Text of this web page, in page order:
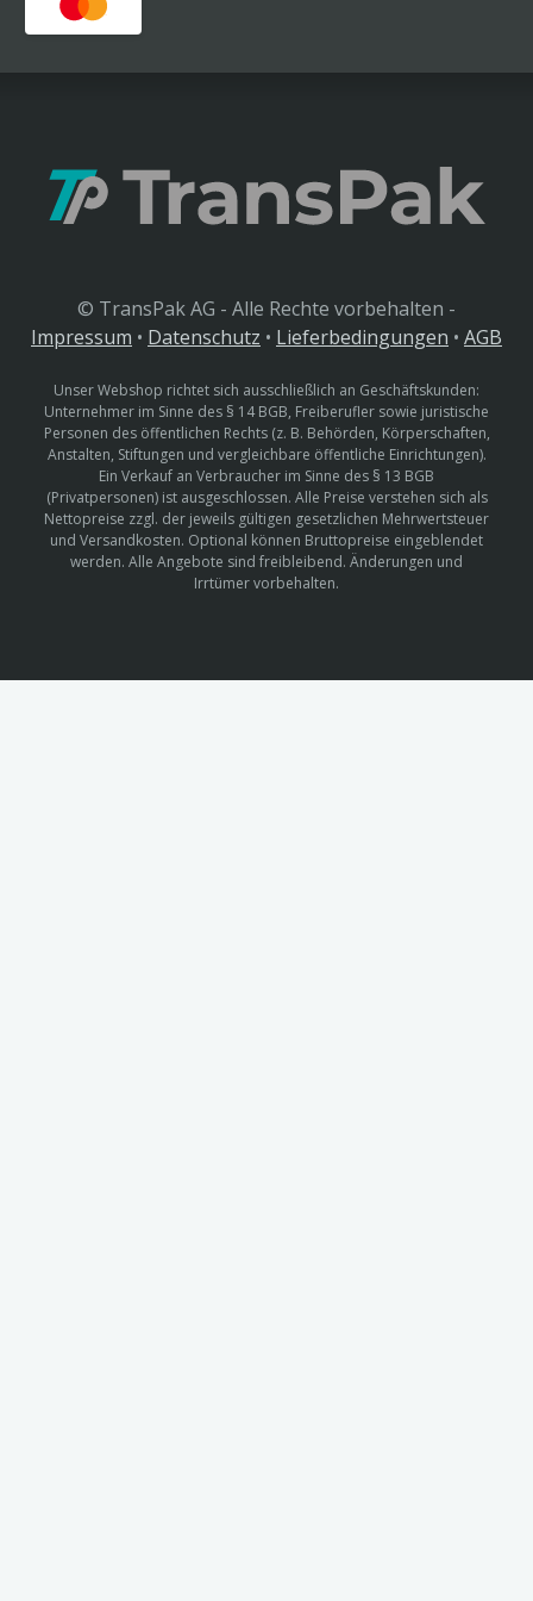
© TransPak AG - Alle Rechte vorbehalten -
Impressum • Datenschutz • Lieferbedingungen • AGB
Unser Webshop richtet sich ausschließlich an Geschäftskunden:
Unternehmer im Sinne des § 14 BGB, Freiberufler sowie juristische
Personen des öffentlichen Rechts (z. B. Behörden, Körperschaften,
Anstalten, Stiftungen und vergleichbare öffentliche Einrichtungen).
Ein Verkauf an Verbraucher im Sinne des § 13 BGB
(Privatpersonen) ist ausgeschlossen. Alle Preise verstehen sich als
Nettopreise zzgl. der jeweils gültigen gesetzlichen Mehrwertsteuer
und Versandkosten. Optional können Bruttopreise eingeblendet
werden. Alle Angebote sind freibleibend. Änderungen und
Irrtümer vorbehalten.